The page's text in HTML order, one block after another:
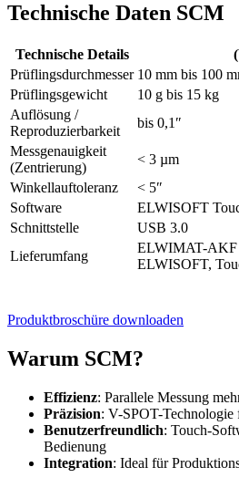
Technische Daten SCM
Technische Details
Prüflingsdurchmesser 10 mm bis 100
Prüflingsgewicht
10 g bis 15 kg
Auflösung /
Reproduzierbarkeit
bis 0,1″
Messgenauigkeit
(Zentrierung)
< 3 µm
Winkellauftoleranz
< 5″
Software
ELWISOFT
Schnittstelle
USB 3.0
Lieferumfang
ELWIMAT-AKF
ELWISOFT,
Produktbroschüre downloaden
Warum SCM?
Effizienz: Parallele Messung
Präzision: V-SPOT-Technologie
Benutzerfreundlich: Touch-
Bedienung
Integration: Ideal für